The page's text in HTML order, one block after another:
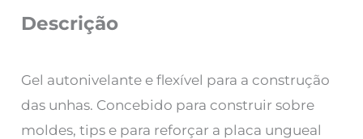
Descrição
Gel autonivelante e flexível para a construção
das unhas. Concebido para construir sobre
moldes, tips e para reforçar a placa ungueal